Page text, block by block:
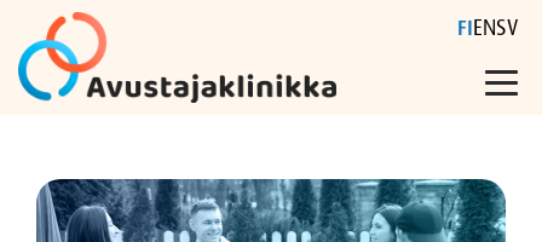
content
FIENSV